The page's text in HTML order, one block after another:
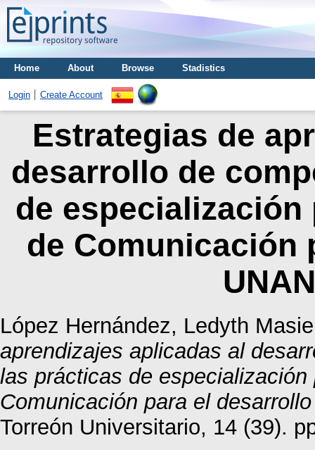
Home About Browse Stadistics
Login Create Account
Estrategias de
desarrollo de
de especialización
de Comunicación
López Hernández, Ledyth
aprendizajes aplicadas al
las prácticas de
Comunicación para el
Torreón Universitario, 14 (39).